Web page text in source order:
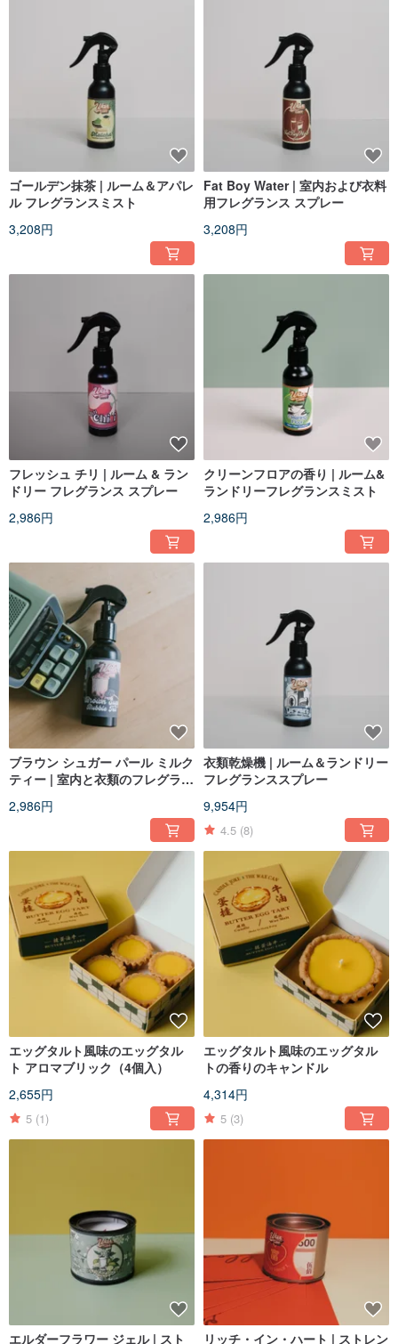
ゴールデン抹茶 | ルーム＆アパレ
ル フレグランスミスト
3,208円
Fat Boy Water | 室内および衣料
用フレグランス スプレー
3,208円
フレッシュ チリ | ルーム & ラン
ドリー フレグランス スプレー
2,986円
クリーンフロアの香り | ルーム&
ランドリーフレグランスミスト
2,986円
ブラウン シュガー パール ミルク
ティー | 室内と衣類のフレグラン
2,986円
衣類乾燥機 | ルーム＆ランドリー
フレグランススプレー
9,954円
4.5 (8)
エッグタルト風味のエッグタル
ト アロマブリック（4個入）
2,655円
5 (1)
エッグタルト風味のエッグタル
トの香りのキャンドル
4,314円
5 (3)
エルダーフラワー ジェル | スト リッチ・イン・ハート | ストレン